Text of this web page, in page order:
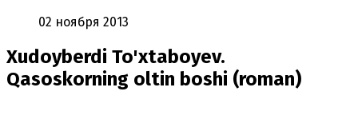
02 ноября 2013
Xudoyberdi To'xtaboyev.
Qasoskorning oltin boshi (roman)